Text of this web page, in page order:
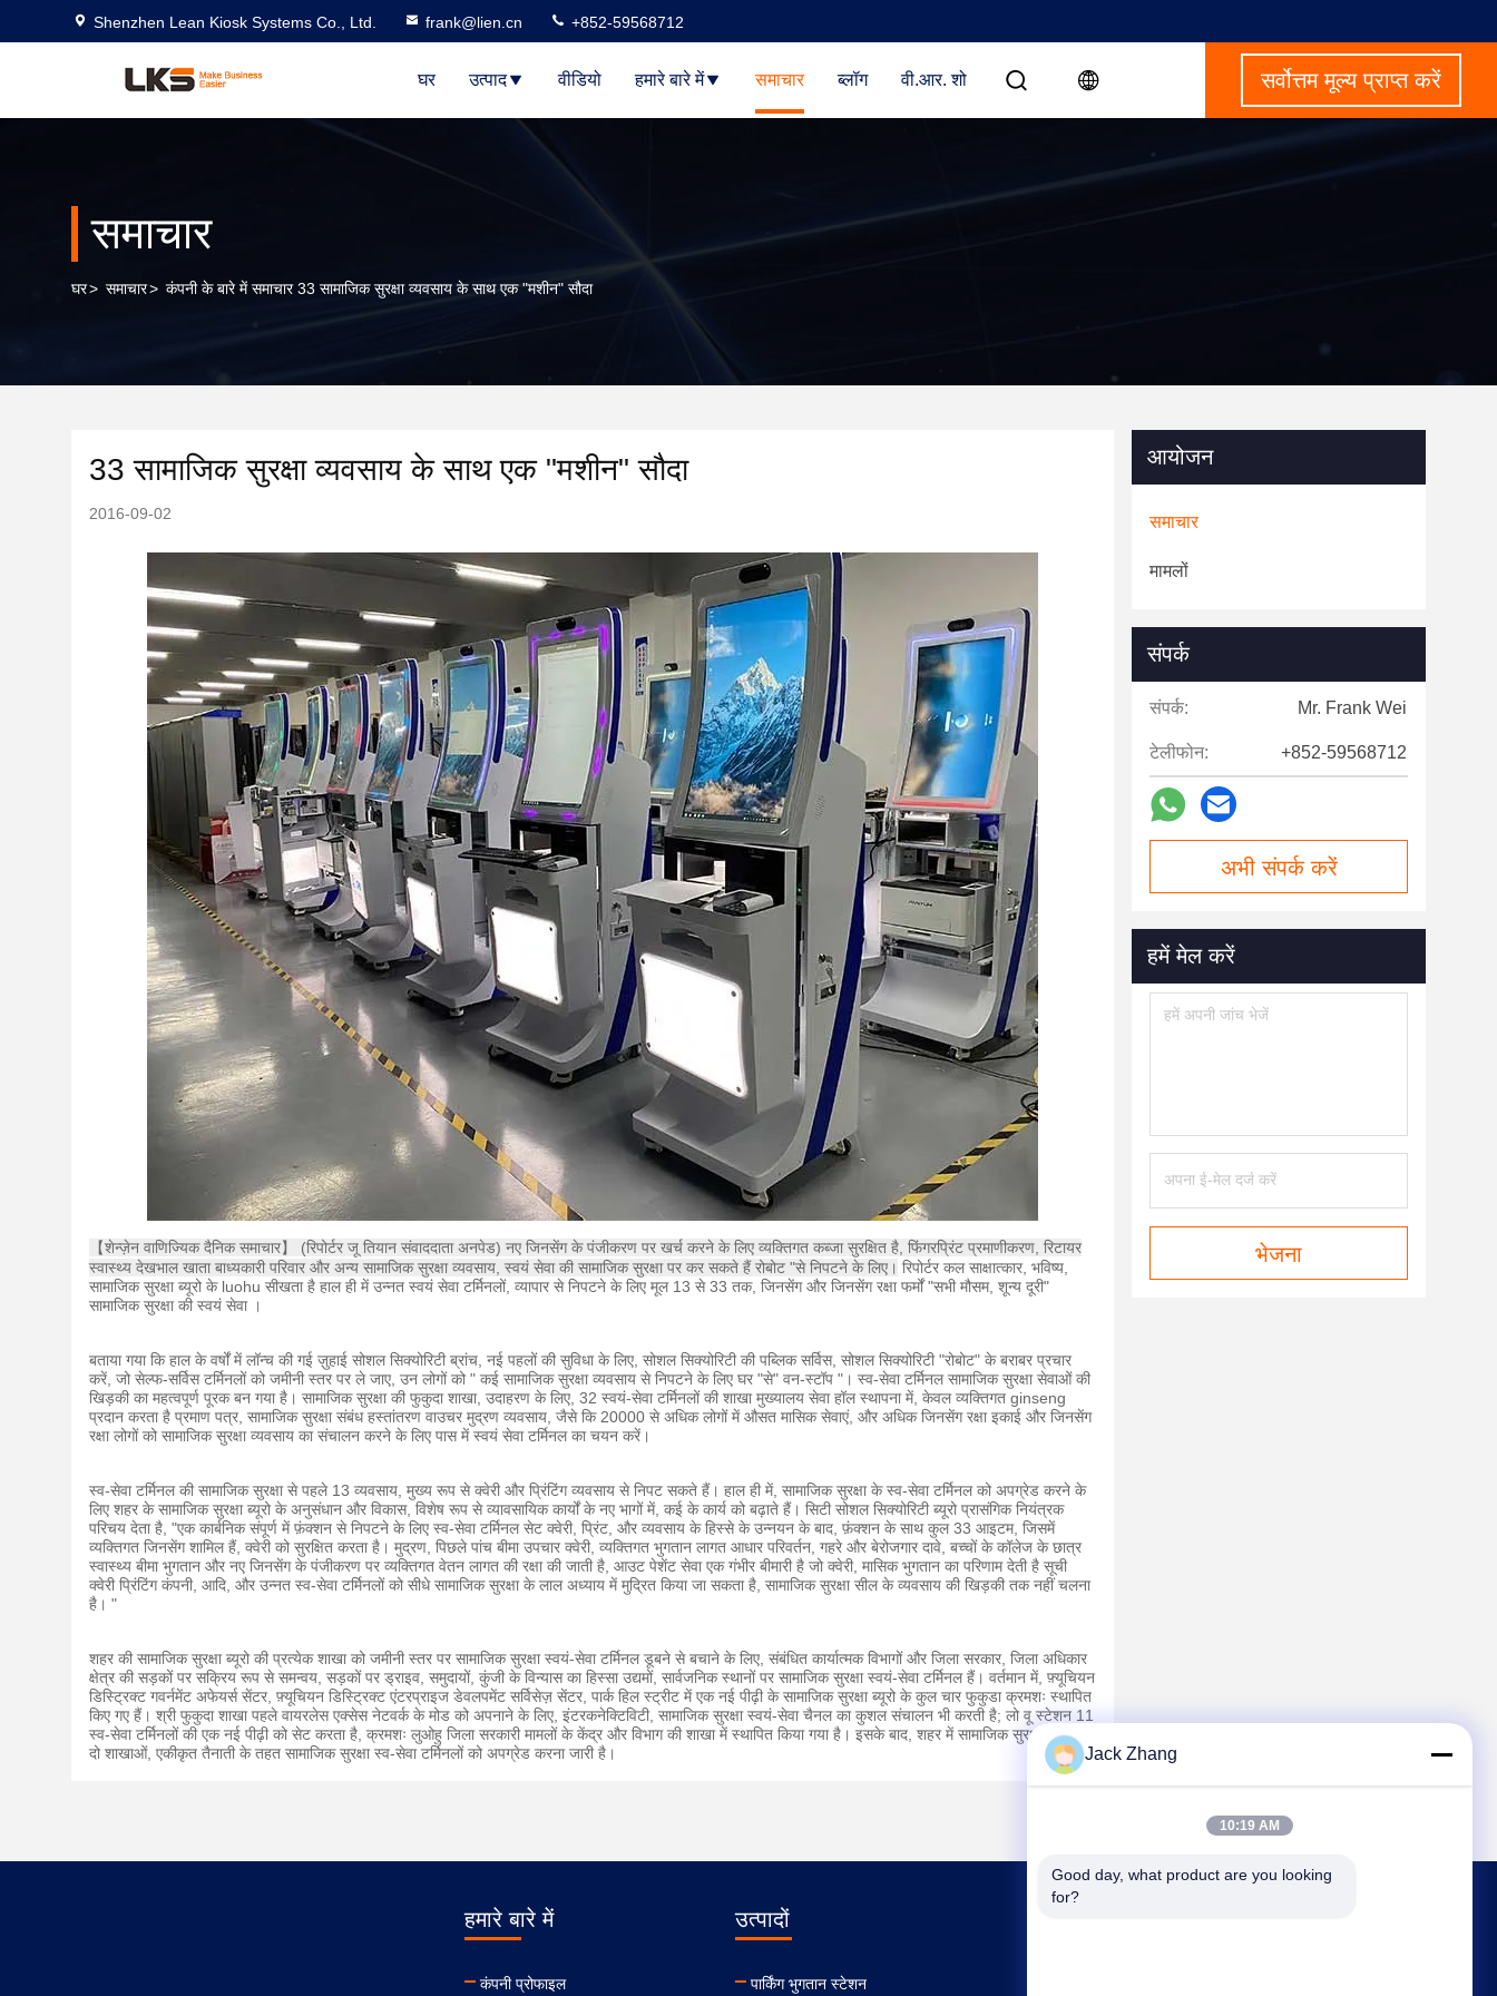
Shenzhen Lean Kiosk Systems Co., Ltd. frank@lien.cn +852-59568712
घर उत्पाद वीडियो हमारे बारे में समाचार ब्लॉग वी.आर. शो सर्वोत्तम मूल्य प्राप्त करें
समाचार
घर> समाचार> कंपनी के बारे में समाचार 33 सामाजिक सुरक्षा व्यवसाय के साथ एक "मशीन" सौदा
33 सामाजिक सुरक्षा व्यवसाय के साथ एक "मशीन" सौदा
2016-09-02
【शेन्ज़ेन वाणिज्यिक दैनिक समाचार】 (रिपोर्टर जू तियान संवाददाता अनपेड) नए जिनसेंग के पंजीकरण पर खर्च करने के लिए व्यक्तिगत कब्जा सुरक्षित है, फिंगरप्रिंट प्रमाणीकरण, रिटायर
स्वास्थ्य देखभाल खाता बाध्यकारी परिवार और अन्य सामाजिक सुरक्षा व्यवसाय, स्वयं सेवा की सामाजिक सुरक्षा पर कर सकते हैं रोबोट "से निपटने के लिए। रिपोर्टर कल साक्षात्कार, भविष्य,
सामाजिक सुरक्षा ब्यूरो के luohu सीखता है हाल ही में उन्नत स्वयं सेवा टर्मिनलों, व्यापार से निपटने के लिए मूल 13 से 33 तक, जिनसेंग और जिनसेंग रक्षा फर्मों "सभी मौसम, शून्य दूरी"
सामाजिक सुरक्षा की स्वयं सेवा ।
बताया गया कि हाल के वर्षों में लॉन्च की गई ज़ुहाई सोशल सिक्योरिटी ब्रांच, नई पहलों की सुविधा के लिए, सोशल सिक्योरिटी की पब्लिक सर्विस, सोशल सिक्योरिटी "रोबोट" के बराबर प्रचार
करें, जो सेल्फ-सर्विस टर्मिनलों को जमीनी स्तर पर ले जाए, उन लोगों को " कई सामाजिक सुरक्षा व्यवसाय से निपटने के लिए घर "से" वन-स्टॉप "। स्व-सेवा टर्मिनल सामाजिक सुरक्षा सेवाओं की
खिड़की का महत्वपूर्ण पूरक बन गया है। सामाजिक सुरक्षा की फुकुदा शाखा, उदाहरण के लिए, 32 स्वयं-सेवा टर्मिनलों की शाखा मुख्यालय सेवा हॉल स्थापना में, केवल व्यक्तिगत ginseng
प्रदान करता है प्रमाण पत्र, सामाजिक सुरक्षा संबंध हस्तांतरण वाउचर मुद्रण व्यवसाय, जैसे कि 20000 से अधिक लोगों में औसत मासिक सेवाएं, और अधिक जिनसेंग रक्षा इकाई और जिनसेंग
रक्षा लोगों को सामाजिक सुरक्षा व्यवसाय का संचालन करने के लिए पास में स्वयं सेवा टर्मिनल का चयन करें।
स्व-सेवा टर्मिनल की सामाजिक सुरक्षा से पहले 13 व्यवसाय, मुख्य रूप से क्वेरी और प्रिंटिंग व्यवसाय से निपट सकते हैं। हाल ही में, सामाजिक सुरक्षा के स्व-सेवा टर्मिनल को अपग्रेड करने के
लिए शहर के सामाजिक सुरक्षा ब्यूरो के अनुसंधान और विकास, विशेष रूप से व्यावसायिक कार्यों के नए भागों में, कई के कार्य को बढ़ाते हैं। सिटी सोशल सिक्योरिटी ब्यूरो प्रासंगिक नियंत्रक
परिचय देता है, "एक कार्बनिक संपूर्ण में फ़ंक्शन से निपटने के लिए स्व-सेवा टर्मिनल सेट क्वेरी, प्रिंट, और व्यवसाय के हिस्से के उन्नयन के बाद, फ़ंक्शन के साथ कुल 33 आइटम, जिसमें
व्यक्तिगत जिनसेंग शामिल हैं, क्वेरी को सुरक्षित करता है। मुद्रण, पिछले पांच बीमा उपचार क्वेरी, व्यक्तिगत भुगतान लागत आधार परिवर्तन, गहरे और बेरोजगार दावे, बच्चों के कॉलेज के छात्र
स्वास्थ्य बीमा भुगतान और नए जिनसेंग के पंजीकरण पर व्यक्तिगत वेतन लागत की रक्षा की जाती है, आउट पेशेंट सेवा एक गंभीर बीमारी है जो क्वेरी, मासिक भुगतान का परिणाम देती है सूची
क्वेरी प्रिंटिंग कंपनी, आदि, और उन्नत स्व-सेवा टर्मिनलों को सीधे सामाजिक सुरक्षा के लाल अध्याय में मुद्रित किया जा सकता है, सामाजिक सुरक्षा सील के व्यवसाय की खिड़की तक नहीं चलना
है। "
शहर की सामाजिक सुरक्षा ब्यूरो की प्रत्येक शाखा को जमीनी स्तर पर सामाजिक सुरक्षा स्वयं-सेवा टर्मिनल डूबने से बचाने के लिए, संबंधित कार्यात्मक विभागों और जिला सरकार, जिला अधिकार
क्षेत्र की सड़कों पर सक्रिय रूप से समन्वय, सड़कों पर ड्राइव, समुदायों, कुंजी के विन्यास का हिस्सा उद्यमों, सार्वजनिक स्थानों पर सामाजिक सुरक्षा स्वयं-सेवा टर्मिनल हैं। वर्तमान में, फ़्यूचियन
डिस्ट्रिक्ट गवर्नमेंट अफेयर्स सेंटर, फ़्यूचियन डिस्ट्रिक्ट एंटरप्राइज डेवलपमेंट सर्विसेज़ सेंटर, पार्क हिल स्ट्रीट में एक नई पीढ़ी के सामाजिक सुरक्षा ब्यूरो के कुल चार फुकुडा क्रमशः स्थापित
किए गए हैं। श्री फुकुदा शाखा पहले वायरलेस एक्सेस नेटवर्क के मोड को अपनाने के लिए, इंटरकनेक्टिविटी, सामाजिक सुरक्षा स्वयं-सेवा चैनल का कुशल संचालन भी करती है; लो वू स्टेशन 11
स्व-सेवा टर्मिनलों की एक नई पीढ़ी को सेट करता है, क्रमशः लुओहु जिला सरकारी मामलों के केंद्र और विभाग की शाखा में स्थापित किया गया है। इसके बाद, शहर में सामाजिक सुरक्षा ब्यूरो की
दो शाखाओं, एकीकृत तैनाती के तहत सामाजिक सुरक्षा स्व-सेवा टर्मिनलों को अपग्रेड करना जारी है।
आयोजन
समाचार
मामलों
संपर्क
संपर्क: Mr. Frank Wei
टेलीफोन: +852-59568712
अभी संपर्क करें
हमें मेल करें
भेजना
हमारे बारे में
कंपनी प्रोफाइल
उत्पादों
पार्किंग भुगतान स्टेशन
Jack Zhang
10:19 AM
Good day, what product are you looking
for?